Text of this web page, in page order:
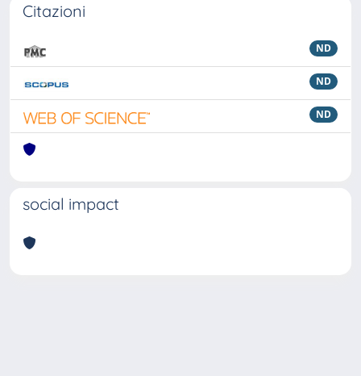
Citazioni
ND
ND
ND
social impact